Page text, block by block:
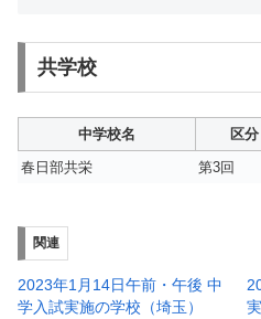
共学校
中学校名 区分
春日部共栄
第3回
関連
2023年1月14日午前・午後 中
学入試実施の学校（埼玉）